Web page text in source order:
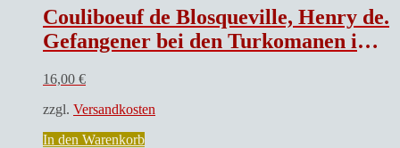
Couliboeuf de Blosqueville, Henry de.
Gefangener bei den Turkomanen im Grenzgebiet von Turkestan und Persien.
16,00 €
zzgl. Versandkosten
In den Warenkorb